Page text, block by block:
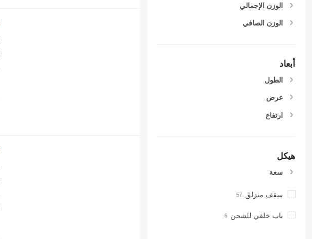
الوزن الإجمالي
الوزن الصافي
أبعاد
الطول
عرض
ارتفاع
هيكل
سعة
سقف منزلق
باب خلفي للشحن